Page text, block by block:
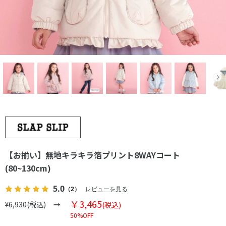
【お揃い】無地キラキラ箔プリント8WAYコート
(80~130cm)
5.0 （2） レビューを見る
¥6,930(税込) ￥3,465(税込)
50%OFF